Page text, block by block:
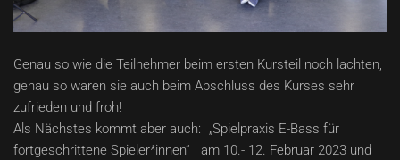
Genau so wie die Teilnehmer beim ersten Kursteil noch lachten,
genau so waren sie auch beim Abschluss des Kurses sehr
zufrieden und froh!
Als Nächstes kommt aber auch: „Spielpraxis E-Bass für
fortgeschrittene Spieler*innen“ am 10.- 12. Februar 2023 und